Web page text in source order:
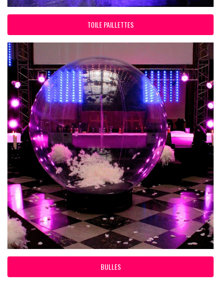
TOILE PAILLETTES
BULLES